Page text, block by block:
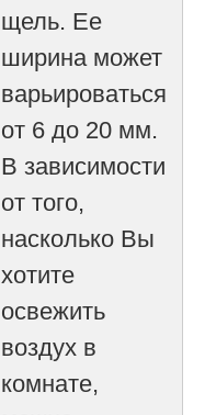
щель. Ее
ширина может
варьироваться
от 6 до 20 мм.
В зависимости
от того,
насколько Вы
хотите
освежить
воздух в
комнате,